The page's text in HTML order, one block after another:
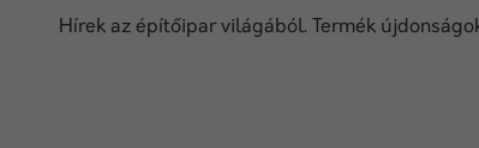
Hírek az építőipar világából. Termék